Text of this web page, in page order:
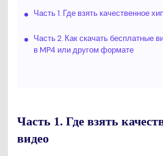
Часть 1. Где взять качественное
Часть 2. Как скачать бесплатные
в MP4 или другом формате
Часть 1. Где взять
видео